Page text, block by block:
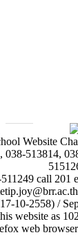
Website
038-513814,
call 201
10-2558) /
website as
web